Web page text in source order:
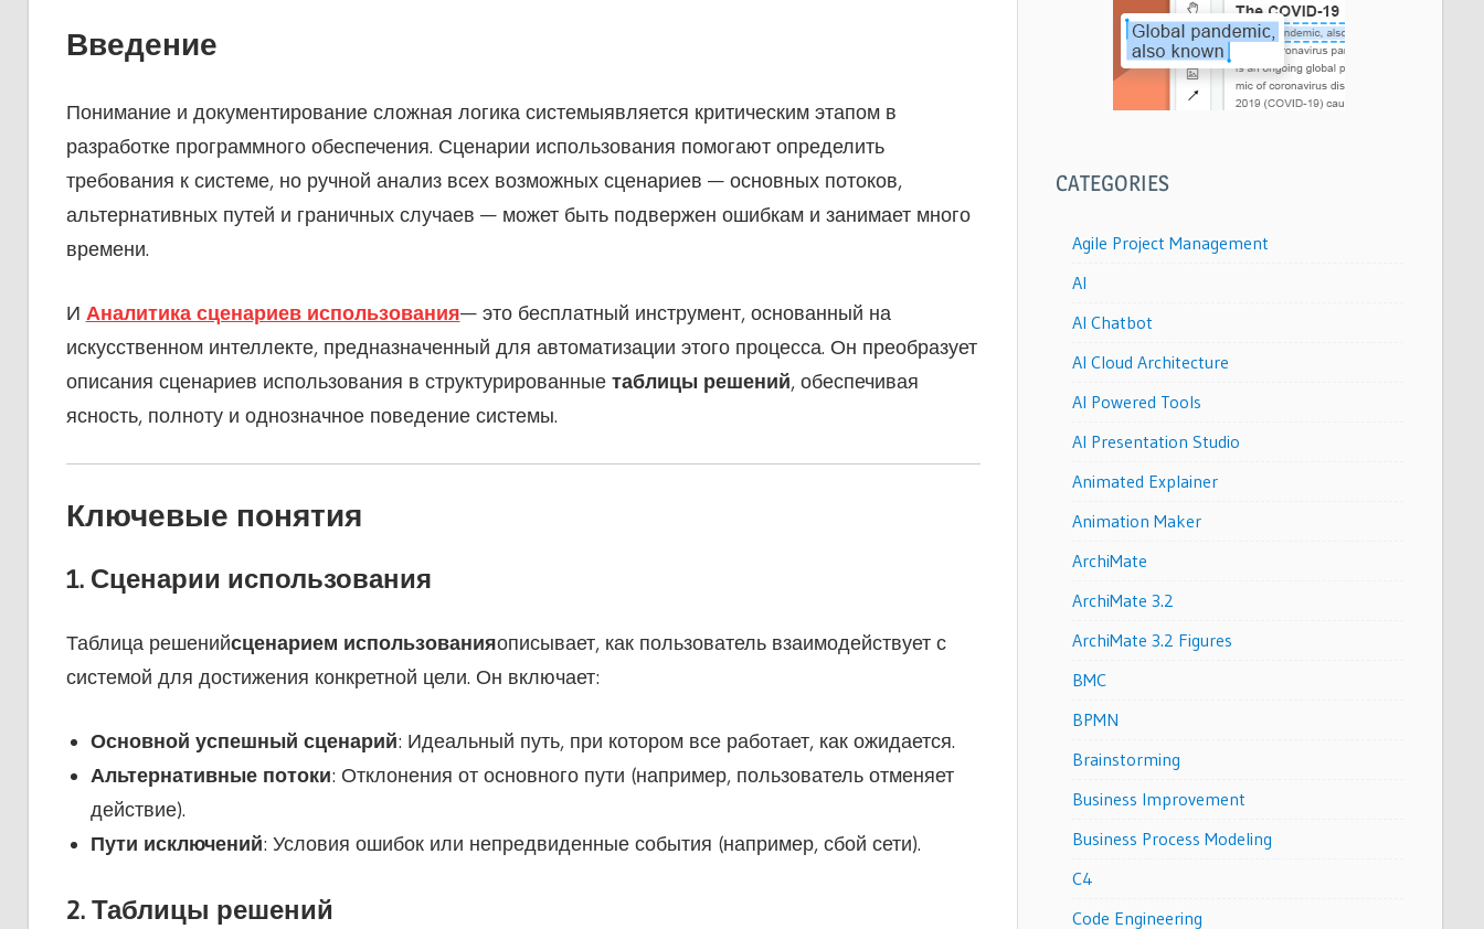
Введение
Понимание и документирование сложная логика системыявляется критическим этапом в
разработке программного обеспечения. Сценарии использования помогают определить
требования к системе, но ручной анализ всех возможных сценариев — основных потоков,
альтернативных путей и граничных случаев — может быть подвержен ошибкам и занимает много
времени.
И Аналитика сценариев использования— это бесплатный инструмент, основанный на
искусственном интеллекте, предназначенный для автоматизации этого процесса. Он преобразует
описания сценариев использования в структурированные таблицы решений, обеспечивая
ясность, полноту и однозначное поведение системы.
Ключевые понятия
1. Сценарии использования
Таблица решенийсценарием использованияописывает, как пользователь взаимодействует с
системой для достижения конкретной цели. Он включает:
Основной успешный сценарий: Идеальный путь, при котором все работает, как ожидается.
Альтернативные потоки: Отклонения от основного пути (например, пользователь отменяет
действие).
Пути исключений: Условия ошибок или непредвиденные события (например, сбой сети).
2. Таблицы решений
CATEGORIES
Agile Project Management
AI
AI Chatbot
AI Cloud Architecture
AI Powered Tools
AI Presentation Studio
Animated Explainer
Animation Maker
ArchiMate
ArchiMate 3.2
ArchiMate 3.2 Figures
BMC
BPMN
Brainstorming
Business Improvement
Business Process Modeling
C4
Code Engineering